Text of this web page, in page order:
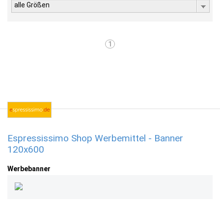
alle Größen
1
Espressissimo Shop Werbemittel - Banner
120x600
Werbebanner